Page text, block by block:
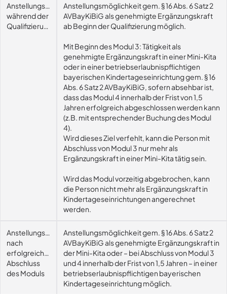
Anstellungsmöglichkeit
während der
Qualifizierung
Anstellungsmöglichkeit gem. § 16 Abs. 6 Satz 2
AVBayKiBiG als genehmigte Ergänzungskraft
ab Beginn der Qualifizierung möglich.
Mit Beginn des Modul 3: Tätigkeit als
genehmigte Ergänzungskraft in einer Mini-Kita
oder in einer betriebserlaubnispflichtigen
bayerischen Kindertageseinrichtung gem. § 16
Abs. 6 Satz 2 AVBayKiBiG, sofern absehbar ist,
dass das Modul 4 innerhalb der Frist von 1,5
Jahren erfolgreich abgeschlossen werden kann
(z.B. mit entsprechender Buchung des Modul
4).
Wird dieses Ziel verfehlt, kann die Person mit
Abschluss von Modul 3 nur mehr als
Ergänzungskraft in einer Mini-Kita tätig sein.
Wird das Modul vorzeitig abgebrochen, kann
die Person nicht mehr als Ergänzungskraft in
Kindertageseinrichtungen angerechnet
werden.
Anstellungsmöglichkeit
nach
erfolgreichem
Abschluss
des Moduls
Anstellungsmöglichkeit gem. § 16 Abs. 6 Satz 2
AVBayKiBiG als genehmigte Ergänzungskraft in
der Mini-Kita oder – bei Abschluss von Modul 3
und 4 innerhalb der Frist von 1,5 Jahren – in einer
betriebserlaubnispflichtigen bayerischen
Kindertageseinrichtung möglich.